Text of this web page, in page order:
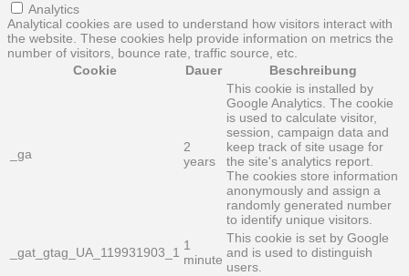
Analytics
Analytical cookies are used to understand how visitors interact with
the website. These cookies help provide information on metrics the
number of visitors, bounce rate, traffic source, etc.
Cookie
Dauer Beschreibung
_ga
2
years
This cookie is installed by
Google Analytics. The cookie
is used to calculate visitor,
session, campaign data and
keep track of site usage for
the site's analytics report.
The cookies store information
anonymously and assign a
randomly generated number
to identify unique visitors.
_gat_gtag_UA_119931903_1 1
minute
This cookie is set by Google
and is used to distinguish
users.